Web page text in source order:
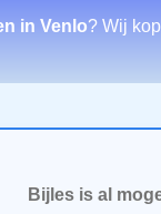
in Venlo? Wij
Bijles is al